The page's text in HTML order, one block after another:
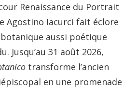
Renaissance du Portrait
Agostino Iacurci fait éclore
aussi poétique
Jusqu’au 31 août 2026,
transforme l’ancien
en une promenade